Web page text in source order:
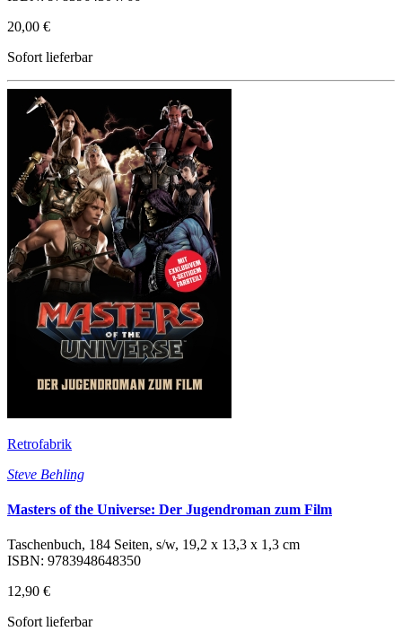
20,00 €
Sofort lieferbar
Retrofabrik
Steve Behling
Masters of the Universe: Der Jugendroman zum Film
Taschenbuch, 184 Seiten, s/w, 19,2 x 13,3 x 1,3 cm
ISBN: 9783948648350
12,90 €
Sofort lieferbar